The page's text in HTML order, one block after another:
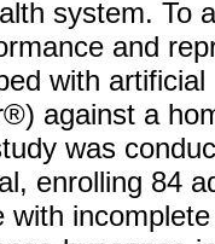
system. To
and
with
against a
was
enrolling 84
with